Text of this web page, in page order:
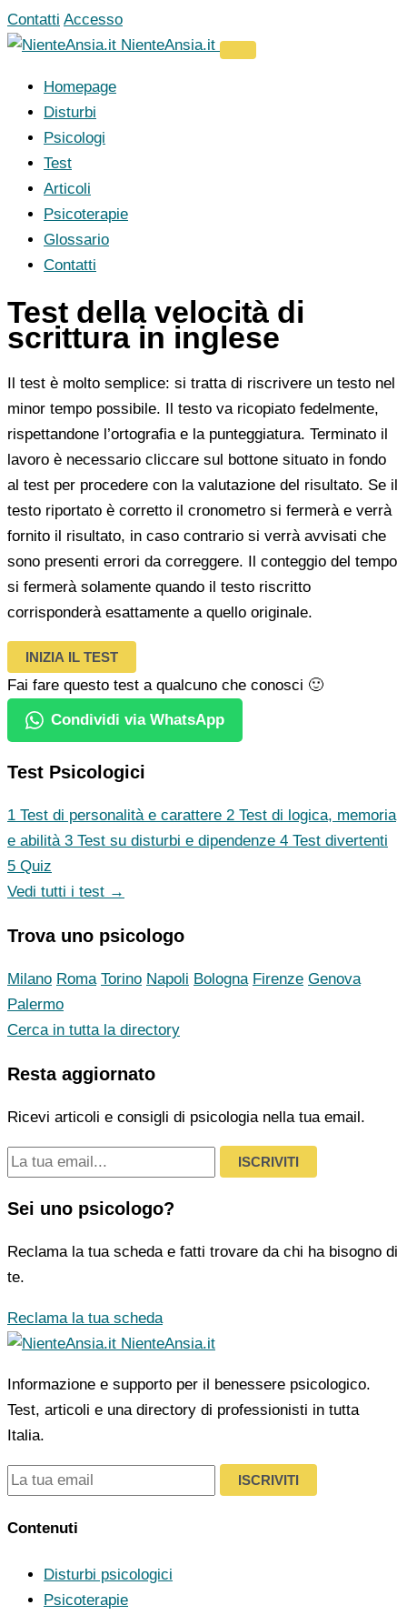
Vai
al
Contatti Accesso
NienteAnsia.it
Homepage
Disturbi
Psicologi
Test
Articoli
Psicoterapie
Glossario
Contatti
Test della velocità di
scrittura in inglese
Il test è molto semplice: si tratta di riscrivere un testo nel
minor tempo possibile. Il testo va ricopiato fedelmente,
rispettandone l’ortografia e la punteggiatura. Terminato il
lavoro è necessario cliccare sul bottone situato in fondo
al test per procedere con la valutazione del risultato. Se il
testo riportato è corretto il cronometro si fermerà e verrà
fornito il risultato, in caso contrario si verrà avvisati che
sono presenti errori da correggere. Il conteggio del tempo
si fermerà solamente quando il testo riscritto
corrisponderà esattamente a quello originale.
INIZIA IL TEST
Fai fare questo test a qualcuno che conosci 🙂
Condividi via WhatsApp
Test Psicologici
1 Test di personalità e carattere 2 Test di logica, memoria
e abilità 3 Test su disturbi e dipendenze 4 Test divertenti
5 Quiz
Vedi tutti i test →
Trova uno psicologo
Milano Roma Torino Napoli Bologna Firenze Genova
Palermo
Cerca in tutta la directory
Resta aggiornato
Ricevi articoli e consigli di psicologia nella tua email.
ISCRIVITI
Sei uno psicologo?
Reclama la tua scheda e fatti trovare da chi ha bisogno di
te.
Reclama la tua scheda
NienteAnsia.it
Informazione e supporto per il benessere psicologico.
Test, articoli e una directory di professionisti in tutta
Italia.
ISCRIVITI
Contenuti
Disturbi psicologici
Psicoterapie